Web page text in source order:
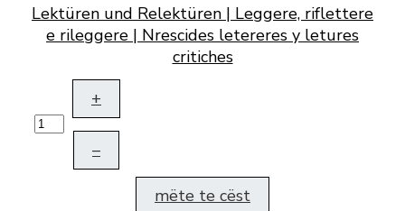
Lektüren und Relektüren | Leggere, riflettere
e rileggere | Nrescides letereres y letures
critiches
+
–
mëte te cëst